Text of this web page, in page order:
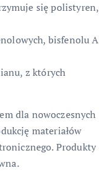
się polistyren,
bisfenolu A
z których
dla nowoczesnych
materiałów
Produkty